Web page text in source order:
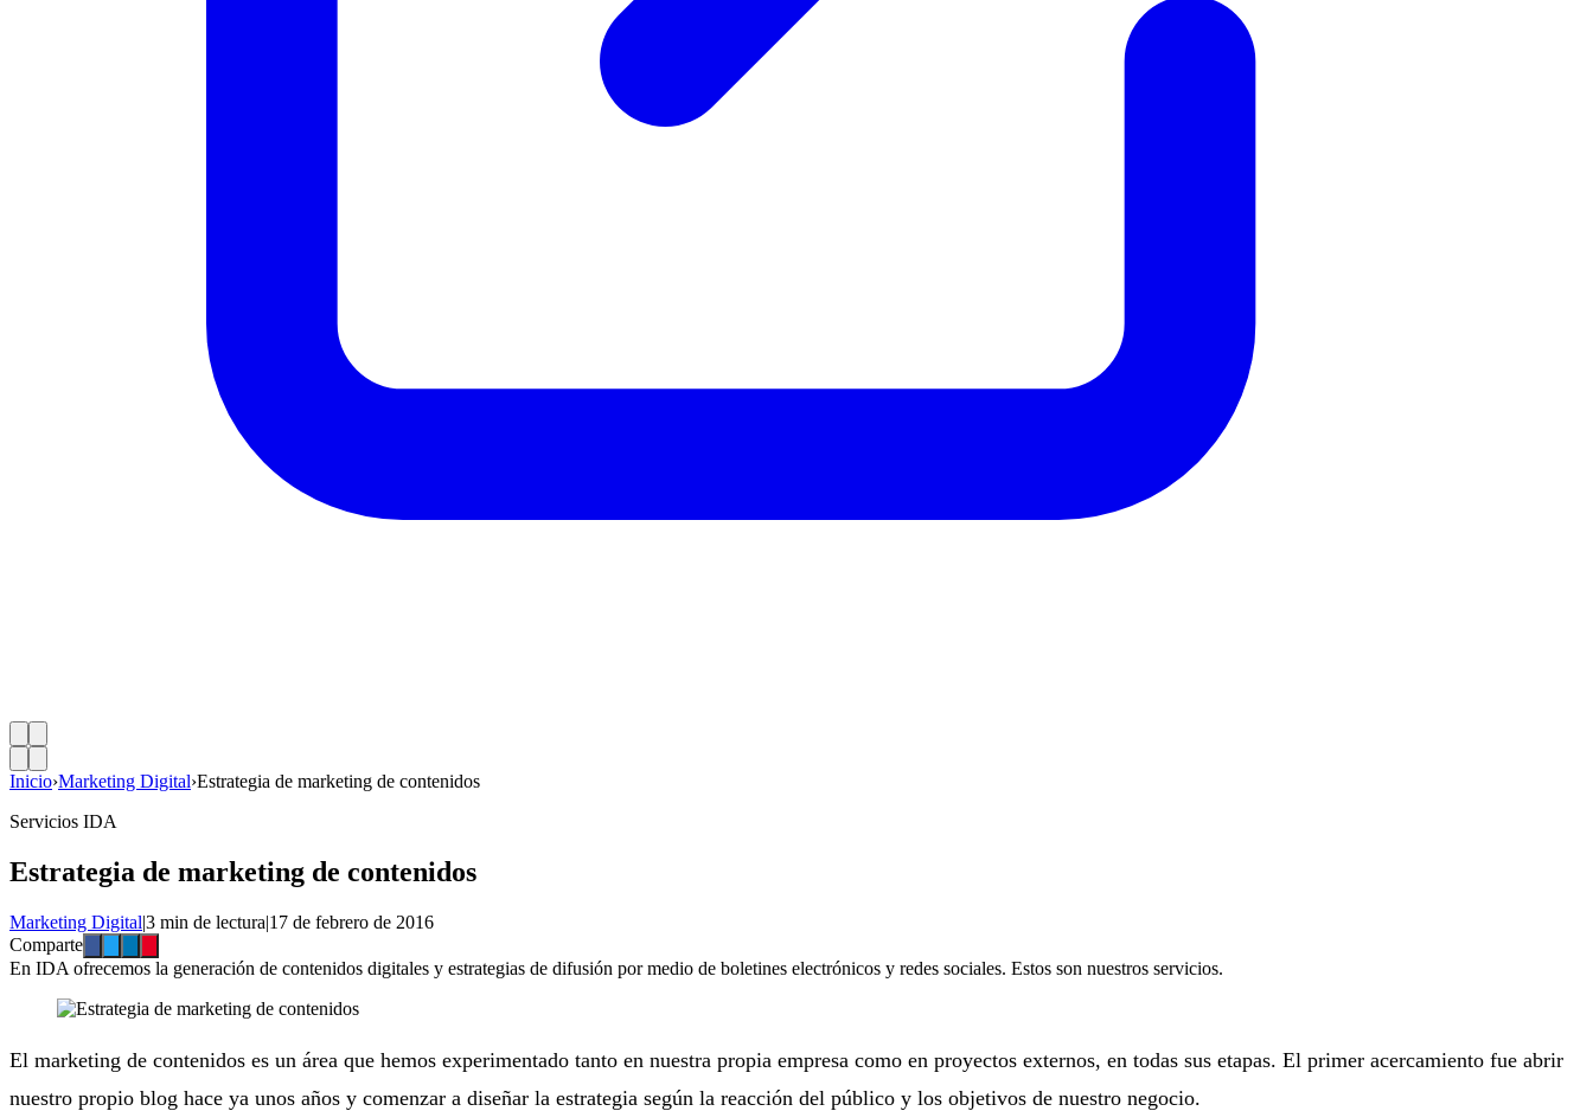
Inicio›Marketing Digital›Estrategia de marketing de contenidos
Servicios IDA
Estrategia de marketing de contenidos
Marketing Digital|3 min de lectura|17 de febrero de 2016
Comparte
En IDA ofrecemos la generación de contenidos digitales y estrategias de difusión por medio de boletines electrónicos y redes sociales. Estos son nuestros servicios.
El marketing de contenidos es un área que hemos experimentado tanto en nuestra propia empresa como en proyectos externos, en todas sus etapas. El primer acercamiento fue abrir
nuestro propio blog hace ya unos años y comenzar a diseñar la estrategia según la reacción del público y los objetivos de nuestro negocio.